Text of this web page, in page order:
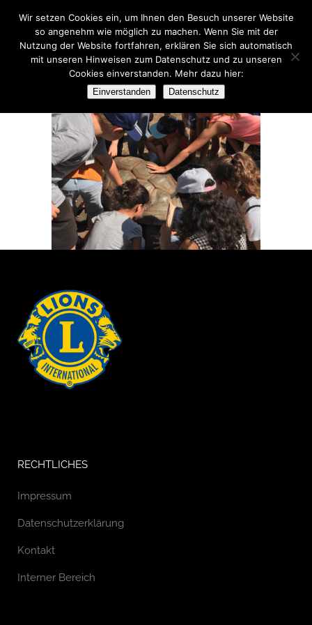
ZOO2
RECHTLICHES
Impressum
Datenschutzerklärung
Kontakt
Interner Bereich
Wir setzen Cookies ein, um Ihnen den Besuch unserer Website
so angenehm wie möglich zu machen. Wenn Sie mit der
Nutzung der Website fortfahren, erklären Sie sich automatisch
mit unseren Hinweisen zum Datenschutz und zu unseren
Cookies einverstanden. Mehr dazu hier:
Einverstanden Datenschutz